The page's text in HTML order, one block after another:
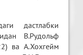
дастлабки
В.Рудольф
ва А.Хохгейм